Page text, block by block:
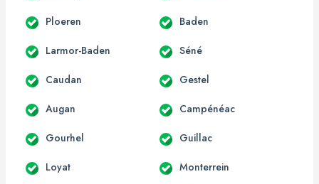
Ploeren Baden
Larmor-Baden Séné
Caudan Gestel
Augan Campénéac
Gourhel Guillac
Loyat Monterrein